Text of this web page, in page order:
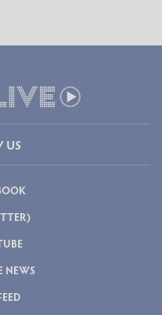
US
NEWS